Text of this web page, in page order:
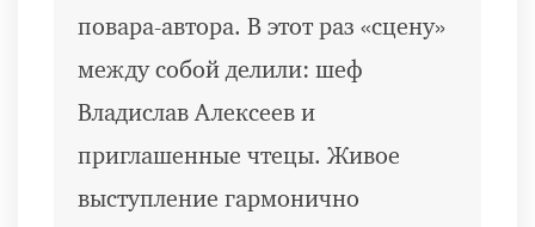
повара-автора. В этот раз «сцену»
между собой делили: шеф
Владислав Алексеев и
приглашенные чтецы. Живое
выступление гармонично